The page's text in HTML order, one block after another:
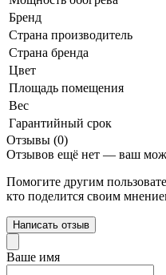
Бренд
Страна производитель
Страна бренда
Цвет
Площадь помещения
Вес
Гарантийный срок
Отзывы (0)
Отзывов ещё нет — ваш
Помогите другим
кто поделится своим
Написать отзыв
Ваше имя